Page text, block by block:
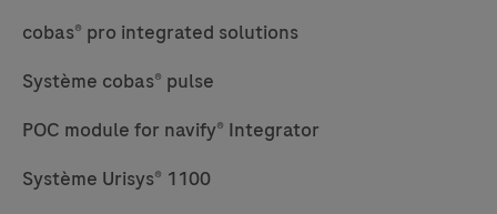
cobas® pro integrated solutions
Système cobas® pulse
POC module for navify® Integrator
Système Urisys® 1100